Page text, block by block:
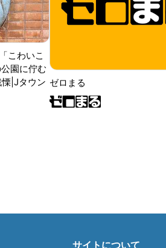
こわいこ
園に佇む
慄|Jタウン ゼロまる
サイトについて